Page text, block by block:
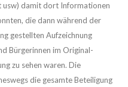
usw) damit dort Informationen
die dann während der
gestellten Aufzeichnung
Bürgerinnen im Original-
zu sehen waren. Die
die gesamte Beteiligung